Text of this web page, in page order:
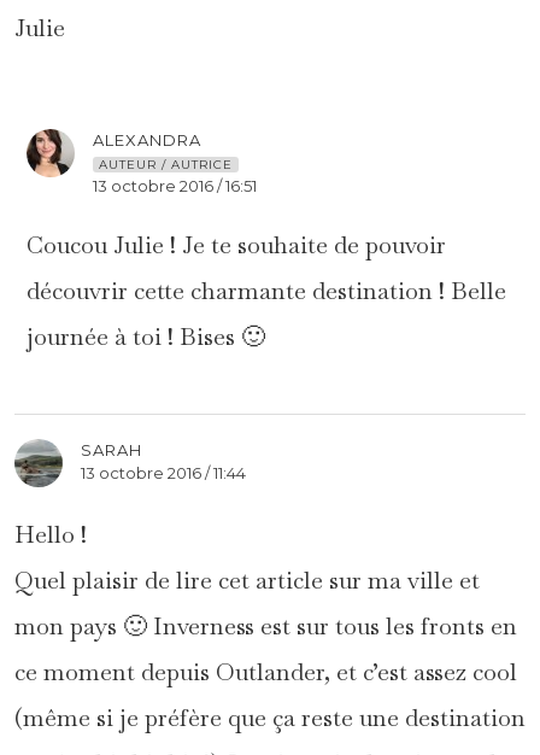
Julie
ALEXANDRA
AUTEUR / AUTRICE
13 octobre 2016 / 16:51
Coucou Julie ! Je te souhaite de pouvoir
découvrir cette charmante destination ! Belle
journée à toi ! Bises 🙂
SARAH
13 octobre 2016 / 11:44
Hello !
Quel plaisir de lire cet article sur ma ville et
mon pays 🙂 Inverness est sur tous les fronts en
ce moment depuis Outlander, et c’est assez cool
(même si je préfère que ça reste une destination